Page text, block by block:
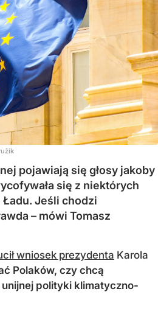
pojawiają się głosy jakoby
się z niektórych
Jeśli chodzi
– mówi Tomasz
wniosek prezydenta Karola
Polaków, czy chcą
polityki klimatyczno-